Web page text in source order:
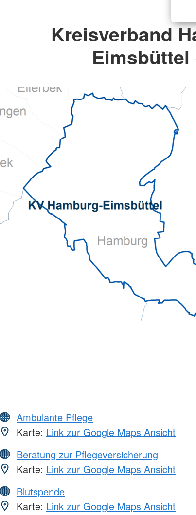
Kreisverband
Eimsbüttel
Ambulante Pflege
Karte: Link zur Google Maps Ansicht
Beratung zur Pflegeversicherung
Karte: Link zur Google Maps Ansicht
Blutspende
Karte: Link zur Google Maps Ansicht